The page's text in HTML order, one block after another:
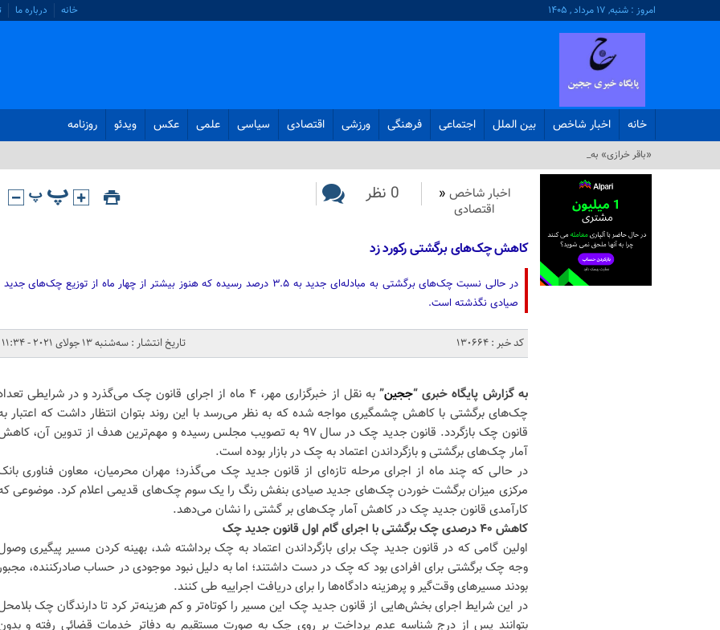
امروز : شنبه, ۱۷ مرداد , ۱۴۰۵ خانه درباره ما
خانه اخبار شاخص بین الملل اجتماعی فرهنگی ورزشی اقتصادی سیاسی علمی عکس ویدئو روزنامه
«باقر خرازی» به دادگاه ویژه_
اخبار شاخص «
اقتصادی
0 نظر
کاهش چک‌های برگشتی رکورد زد
در حالی نسبت چک‌های برگشتی به مبادله‌ای جدید به ۳.۵ درصد رسیده که هنوز بیشتر از چهار ماه از توزیع چک‌های جدید
صیادی نگذشته است.
کد خبر : 130664 تاریخ انتشار : سه‌شنبه 13 جولای 2021 - 11:34
به گزارش پایگاه خبری “ججین”
به نقل از خبرگزاری مهر، ۴ ماه از اجرای قانون چک می‌گذرد و در شرایطی
چک‌های برگشتی با کاهش چشمگیری مواجه شده که به نظر می‌رسد با این روند بتوان انتظار داشت که اعتبار
قانون چک بازگردد. قانون جدید چک در سال ۹۷ به تصویب مجلس رسیده و مهم‌ترین هدف از تدوین آن،
آمار چک‌های برگشتی و بازگرداندن اعتماد به چک در بازار بوده است.
در حالی که چند ماه از اجرای مرحله تازه‌ای از قانون جدید چک می‌گذرد؛ مهران محرمیان، معاون فناوری
مرکزی میزان برگشت خوردن چک‌های جدید صیادی بنفش رنگ را یک سوم چک‌های قدیمی اعلام کرد. موضوعی
کارآمدی قانون جدید چک در کاهش آمار چک‌های بر گشتی را نشان می‌دهد.
کاهش ۴۰ درصدی چک برگشتی با اجرای گام اول قانون جدید چک
اولین گامی که در قانون جدید چک برای بازگرداندن اعتماد به چک برداشته شد، بهینه کردن مسیر پیگیری
وجه چک برگشتی برای افرادی بود که چک در دست داشتند؛ اما به دلیل نبود موجودی در حساب صادرکننده،
بودند مسیرهای وقت‌گیر و پرهزینه دادگاه‌ها را برای دریافت اجراییه طی کنند.
در این شرایط اجرای بخش‌هایی از قانون جدید چک این مسیر را کوتاه‌تر و کم هزینه‌تر کرد تا دارندگان چک
بتوانند پس از درج شناسه عدم پرداخت بر روی چک به صورت مستقیم به دفاتر خدمات قضائی رفته و